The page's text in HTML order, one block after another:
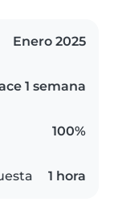
Enero 2025
1 semana
100%
1 hora